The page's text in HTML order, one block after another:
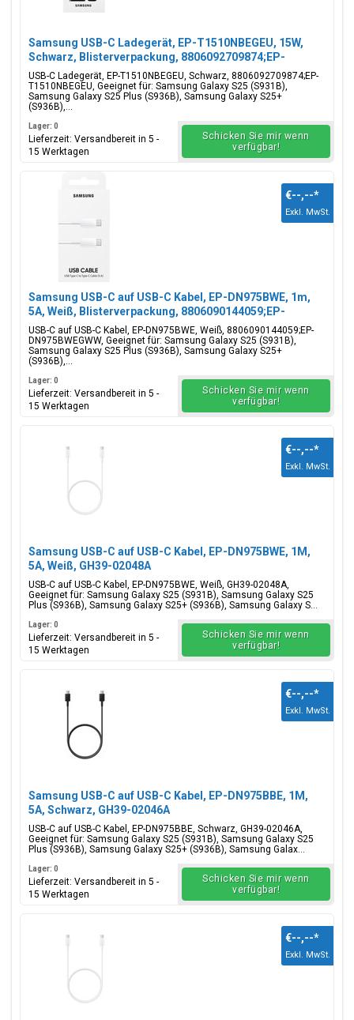
Samsung USB-C Ladegerät, EP-T1510NBEGEU, 15W,
Schwarz, Blisterverpackung, 8806092709874;EP-
T1510NBEGEU
USB-C Ladegerät, EP-T1510NBEGEU, Schwarz, 8806092709874;EP-
T1510NBEGEU, Geeignet für: Samsung Galaxy S25 (S931B),
Samsung Galaxy S25 Plus (S936B), Samsung Galaxy S25+
(S936B),...
Lager: 0
Lieferzeit: Versandbereit in 5 -
15 Werktagen
Schicken Sie mir wenn
verfügbar!
Samsung USB-C auf USB-C Kabel, EP-DN975BWE, 1m,
5A, Weiß, Blisterverpackung, 8806090144059;EP-
DN975BWEGWW
USB-C auf USB-C Kabel, EP-DN975BWE, Weiß, 8806090144059;EP-
DN975BWEGWW, Geeignet für: Samsung Galaxy S25 (S931B),
Samsung Galaxy S25 Plus (S936B), Samsung Galaxy S25+
(S936B),...
€--,--*
Exkl. MwSt.
Lager: 0
Lieferzeit: Versandbereit in 5 -
15 Werktagen
Schicken Sie mir wenn
verfügbar!
Samsung USB-C auf USB-C Kabel, EP-DN975BWE, 1M,
5A, Weiß, GH39-02048A
USB-C auf USB-C Kabel, EP-DN975BWE, Weiß, GH39-02048A,
Geeignet für: Samsung Galaxy S25 (S931B), Samsung Galaxy S25
Plus (S936B), Samsung Galaxy S25+ (S936B), Samsung Galaxy S...
€--,--*
Exkl. MwSt.
Lager: 0
Lieferzeit: Versandbereit in 5 -
15 Werktagen
Schicken Sie mir wenn
verfügbar!
Samsung USB-C auf USB-C Kabel, EP-DN975BBE, 1M,
5A, Schwarz, GH39-02046A
USB-C auf USB-C Kabel, EP-DN975BBE, Schwarz, GH39-02046A,
Geeignet für: Samsung Galaxy S25 (S931B), Samsung Galaxy S25
Plus (S936B), Samsung Galaxy S25+ (S936B), Samsung Galax...
€--,--*
Exkl. MwSt.
Lager: 0
Lieferzeit: Versandbereit in 5 -
15 Werktagen
Schicken Sie mir wenn
verfügbar!
€--,--*
Exkl. MwSt.